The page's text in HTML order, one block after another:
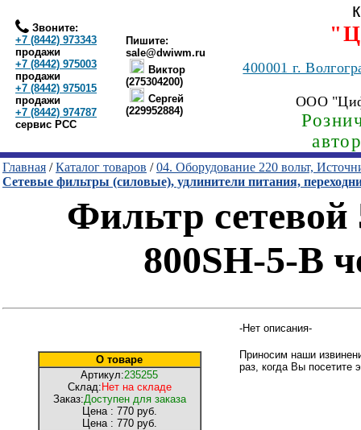
Звоните:
+7 (8442) 973343
продажи
+7 (8442) 975003
продажи
+7 (8442) 975015
продажи
+7 (8442) 974787
сервис РСС
Пишите:
sale@dwiwm.ru
Виктор
(275304200)
Сергей
(229952884)
400001г.
ООО
Главная /Каталог товаров /04. Оборудование 220 вольт,
Сетевые фильтры (силовые), удлинители питания,
Фильтр сетевой
800SH-5-B
О товаре
Артикул:235255
Склад: Нет на складе
Заказ:Доступен для заказа
Цена : 770 руб.
Цена : 770 руб.
-Нет описания-
Приносим наши
раз, когда Вы посетите